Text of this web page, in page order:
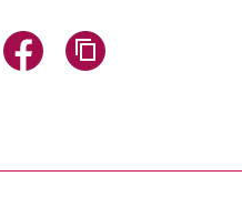
E-Mail teilen
über WhatsApp teilen
Seite über Facebook